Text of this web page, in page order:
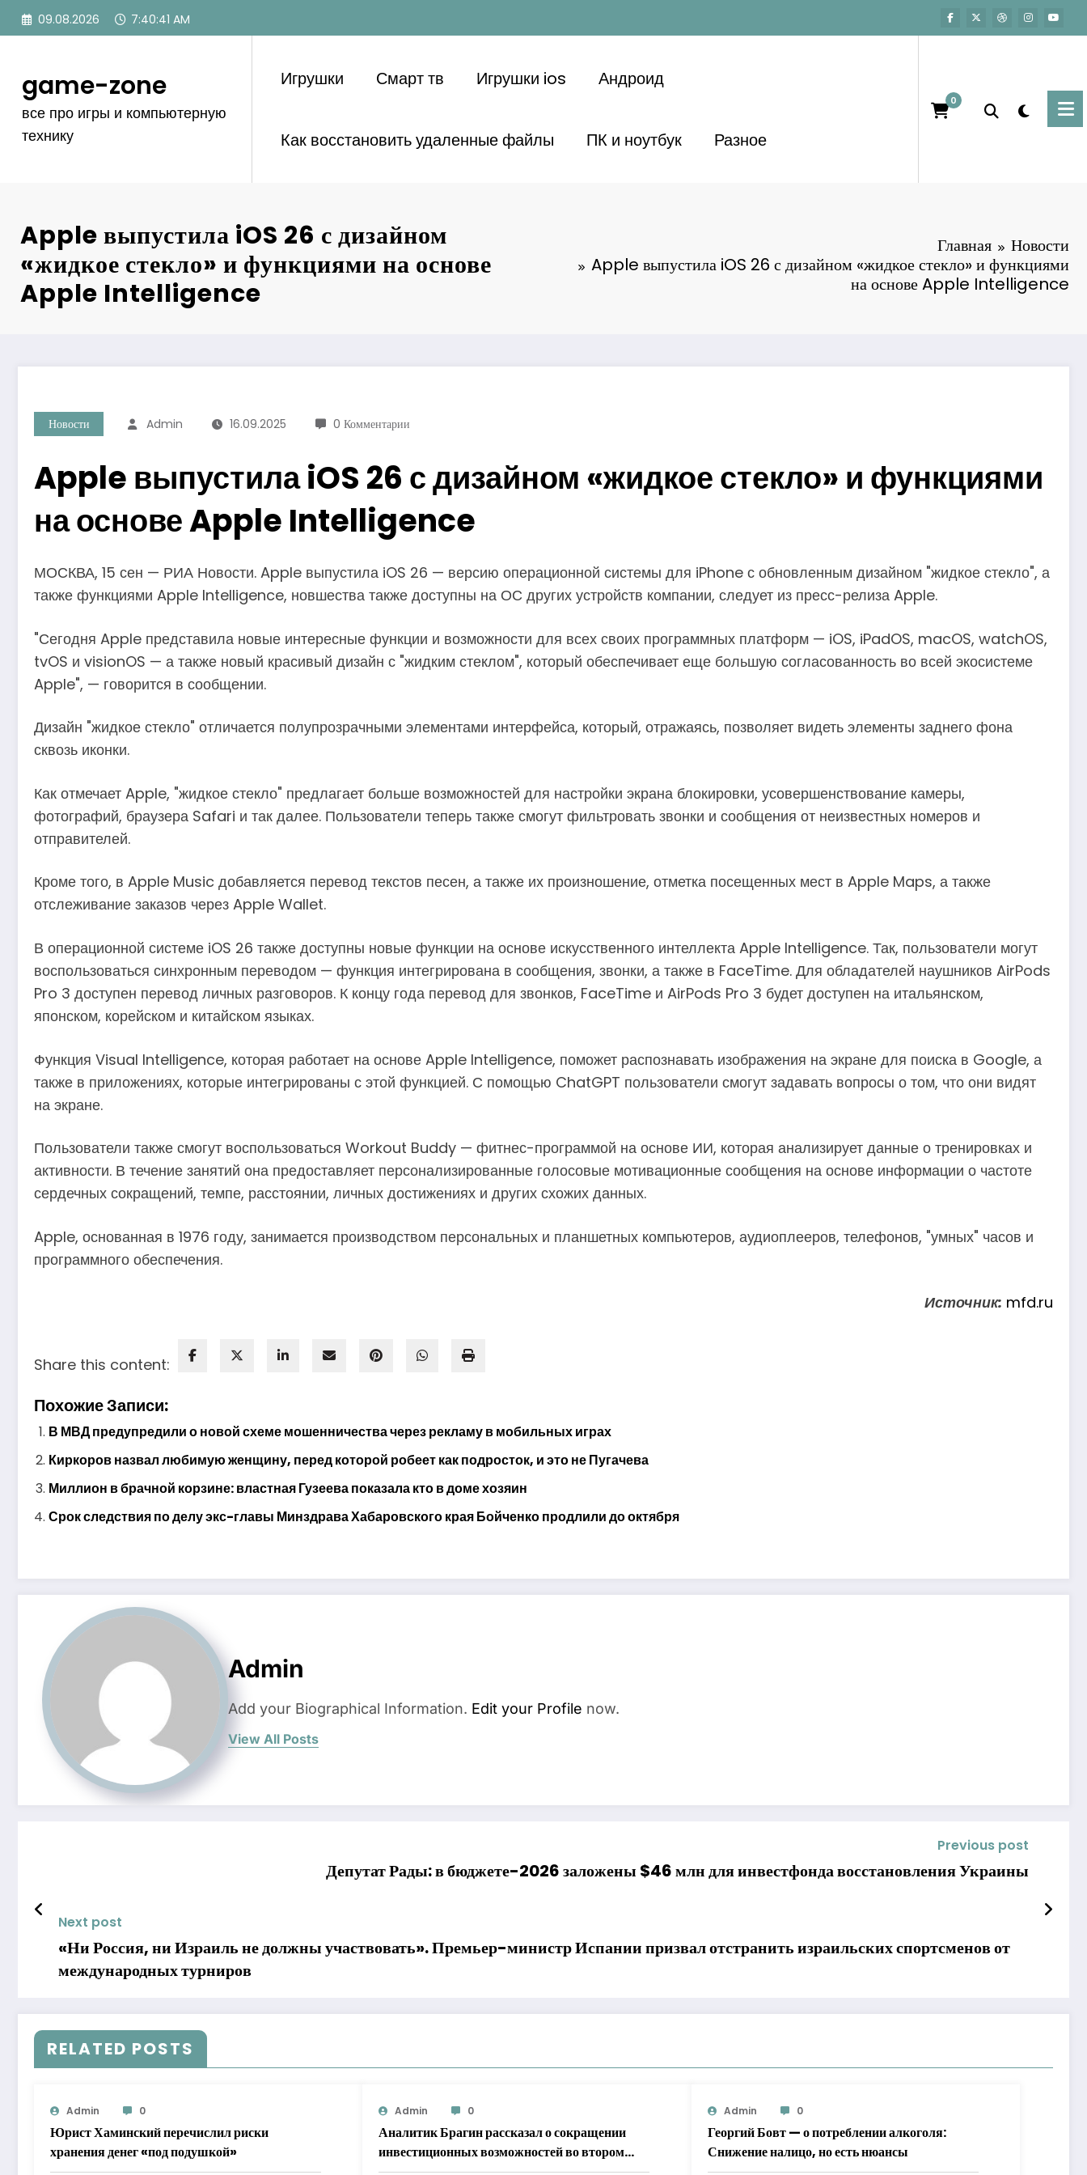
Перейти
09.08.2026 7:40:42 AM
game-zone
все про игры и компьютерную
технику
Игрушки Смарт тв Игрушки ios Андроид
Как восстановить удаленные файлы ПК и ноутбук Разное
0
Apple выпустила iOS 26 с дизайном
«жидкое стекло» и функциями на основе
Apple Intelligence
Главная
Новости
Apple выпустила iOS 26 с дизайном «жидкое стекло» и функциями
на основе Apple Intelligence
Новости Admin 16.09.2025 0 Комментарии
Apple выпустила iOS 26 с дизайном «жидкое стекло» и функциями
на основе Apple Intelligence
МОСКВА, 15 сен — РИА Новости. Apple выпустила iOS 26 — версию операционной системы для iPhone с обновленным дизайном "жидкое стекло", а
также функциями Apple Intelligence, новшества также доступны на ОС других устройств компании, следует из пресс-релиза Apple.
"Сегодня Apple представила новые интересные функции и возможности для всех своих программных платформ — iOS, iPadOS, macOS, watchOS,
tvOS и visionOS — а также новый красивый дизайн с "жидким стеклом", который обеспечивает еще большую согласованность во всей экосистеме
Apple", — говорится в сообщении​​​.
Дизайн "жидкое стекло" отличается полупрозрачными элементами интерфейса, который, отражаясь, позволяет видеть элементы заднего фона
сквозь иконки.
Как отмечает Apple, "жидкое стекло" предлагает больше возможностей для настройки экрана блокировки, усовершенствование камеры,
фотографий, браузера Safari и так далее. Пользователи теперь также смогут фильтровать звонки и сообщения от неизвестных номеров и
отправителей.
Кроме того, в Apple Music добавляется перевод текстов песен, а также их произношение, отметка посещенных мест в Apple Maps, а также
отслеживание заказов через Apple Wallet.
В операционной системе iOS 26 также доступны новые функции на основе искусственного интеллекта Apple Intelligence. Так, пользователи могут
воспользоваться синхронным переводом — функция интегрирована в сообщения, звонки, а также в FaceTime. Для обладателей наушников AirPods
Pro 3 доступен перевод личных разговоров. К концу года перевод для звонков, FaceTime и AirPods Pro 3 будет доступен на итальянском,
японском, корейском и китайском языках.
Функция Visual Intelligence, которая работает на основе Apple Intelligence, поможет распознавать изображения на экране для поиска в Google, а
также в приложениях, которые интегрированы с этой функцией. С помощью ChatGPT пользователи смогут задавать вопросы о том, что они видят
на экране.
Пользователи также смогут воспользоваться Workout Buddy — фитнес-программой на основе ИИ, которая анализирует данные о тренировках и
активности. В течение занятий она предоставляет персонализированные голосовые мотивационные сообщения на основе информации о частоте
сердечных сокращений, темпе, расстоянии, личных достижениях и других схожих данных.
Apple, основанная в 1976 году, занимается производством персональных и планшетных компьютеров, аудиоплееров, телефонов, "умных" часов и
программного обеспечения.
Источник: mfd.ru
Share this content:
Похожие Записи:
В МВД предупредили о новой схеме мошенничества через рекламу в мобильных играх
Киркоров назвал любимую женщину, перед которой робеет как подросток, и это не Пугачева
Миллион в брачной корзине: властная Гузеева показала кто в доме хозяин
Срок следствия по делу экс-главы Минздрава Хабаровского края Бойченко продлили до октября
Admin
Add your Biographical Information. Edit your Profile now.
View All Posts
Previous post
Депутат Рады: в бюджете-2026 заложены $46 млн для инвестфонда восстановления Украины
Next post
«Ни Россия, ни Израиль не должны участвовать». Премьер-министр Испании призвал отстранить израильских спортсменов от
международных турниров
RELATED POSTS
Admin 0
Юрист Хаминский перечислил риски
хранения денег «под подушкой»
Admin 0
Аналитик Брагин рассказал о сокращении
инвестиционных возможностей во втором
Admin 0
Георгий Бовт — о потреблении алкоголя:
Снижение налицо, но есть нюансы